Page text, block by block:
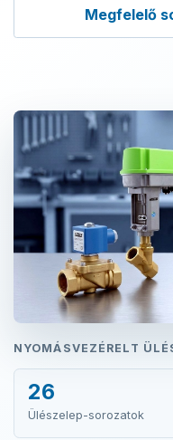
Megfelelő
NYOMÁSVEZÉRELT
26
Ülészelep-sorozatok